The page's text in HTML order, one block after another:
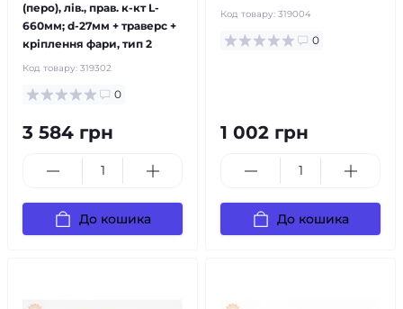
(перо), лів., прав. к-кт L-
660мм; d-27мм + траверс +
кріплення фари, тип 2
Код товару: 319302
0
3 584 грн
До кошика
Код товару: 319004
0
1 002 грн
До кошика